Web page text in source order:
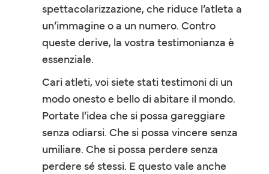
spettacolarizzazione, che riduce l’atleta a
un’immagine o a un numero. Contro
queste derive, la vostra testimonianza è
essenziale.
Cari atleti, voi siete stati testimoni di un
modo onesto e bello di abitare il mondo.
Portate l’idea che si possa gareggiare
senza odiarsi. Che si possa vincere senza
umiliare. Che si possa perdere senza
perdere sé stessi. E questo vale anche